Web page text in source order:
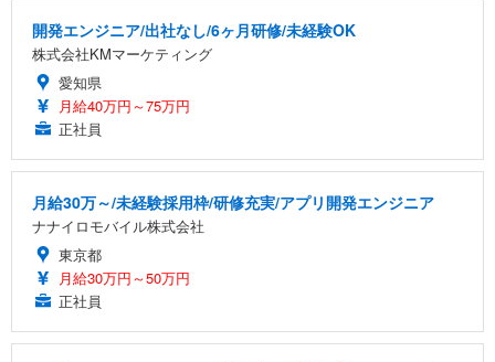
開発エンジニア/出社なし/6ヶ月研修/未経験OK
株式会社KMマーケティング
愛知県
月給40万円～75万円
正社員
月給30万～/未経験採用枠/研修充実/アプリ開発エンジニア
ナナイロモバイル株式会社
東京都
月給30万円～50万円
正社員